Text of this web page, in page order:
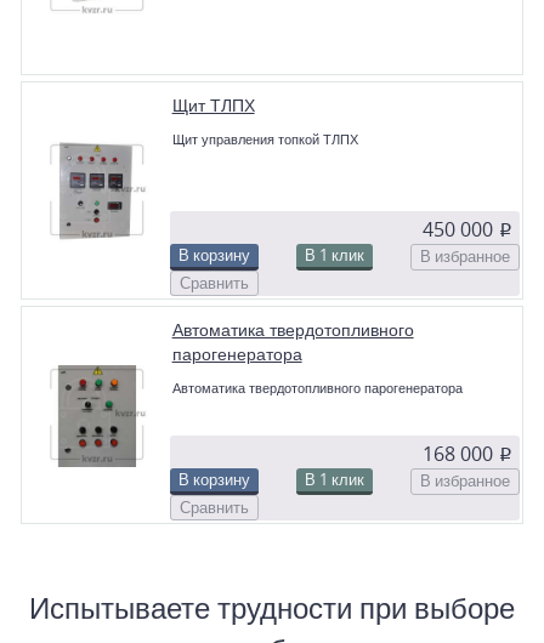
Щит ТЛПХ
Щит управления топкой ТЛПХ
450 000 p
В корзину В 1 клик
В избранное
Сравнить
Автоматика твердотопливного
парогенератора
Автоматика твердотопливного парогенератора
168 000 p
В корзину В 1 клик
В избранное
Сравнить
Испытываете трудности при выборе